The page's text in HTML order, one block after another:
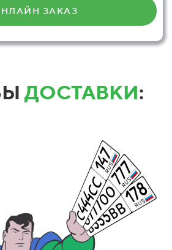
ЗАКАЗ
ДОСТАВКИ: